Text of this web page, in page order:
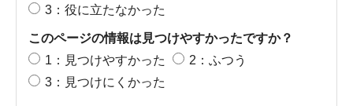
3：役に立たなかった
このページの情報は見つけやすかったですか？
1：見つけやすかった
2：ふつう
3：見つけにくかった